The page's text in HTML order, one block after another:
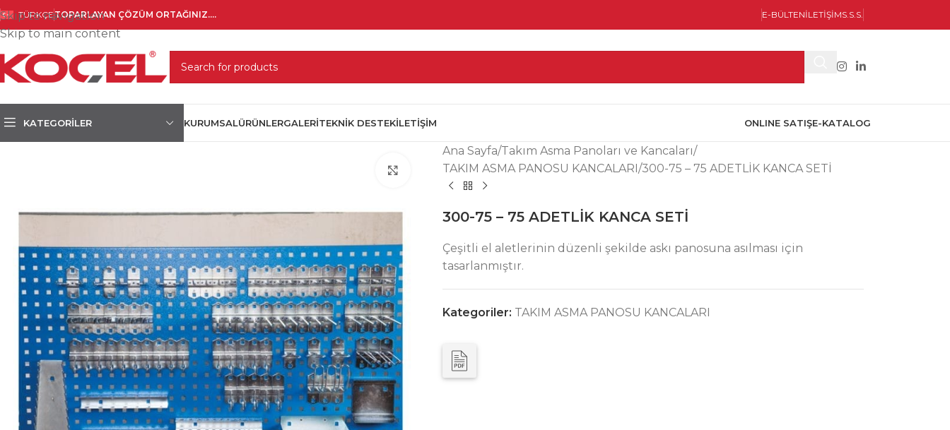
Skip to navigation
Skip to main content
TÜRKÇETOPARLAYAN ÇÖZÜM ORTAĞINIZ.... E-BÜLTENİLETİŞİMS.S.S.
KATEGORILER KURUMSALÜRÜNLERGALERITEKNIK DESTEKİLETIŞIM ONLINE SATIŞE-KATALOG
Click to enlarge
Ana Sayfa Takım Asma Panoları ve Kancaları
TAKIM ASMA PANOSU KANCALARI 300-75 – 75 ADETLİK KANCA SETİ
300-75 – 75 ADETLİK KANCA SETİ
Çeşitli el aletlerinin düzenli şekilde askı panosuna asılması için
tasarlanmıştır.
Kategoriler: TAKIM ASMA PANOSU KANCALARI